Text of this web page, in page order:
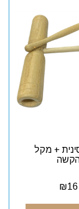
+ מקל
₪16